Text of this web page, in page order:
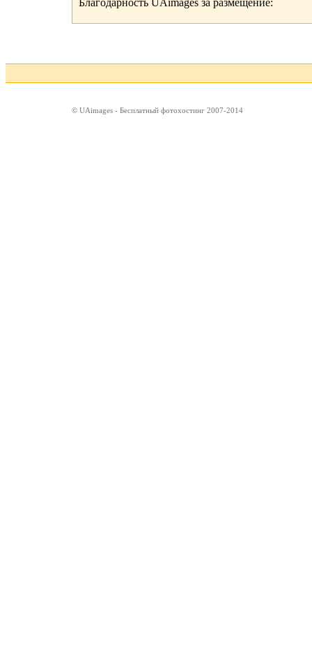
Благодарность UAimages за размещение:
© UAimages - Бесплатный фотохостинг 2007-2014